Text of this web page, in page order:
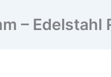
– Edelstahl